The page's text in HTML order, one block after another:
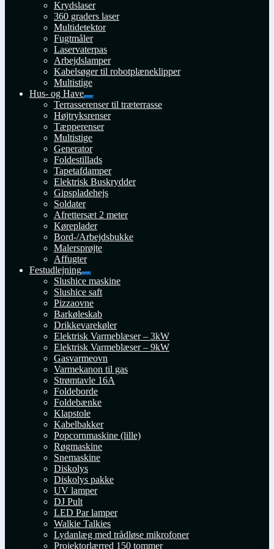
Krydslaser
360 graders laser
Multidetektor
Fugtmåler
Laservaterpas
Arbejdslamper
Kabelsøger til robotplæneklipper
Multistige
Hus- og Have
Udfold
undermenu
Terrasserenser til træterrasse
Højtryksrenser
Tæpperenser
Multistige
Generator
Foldestillads
Tapetafdamper
Elektrisk Buskrydder
Gipspladehejs
Soldater
Afrettersæt 2 meter
Køreplader
Bord-/Arbejdsbukke
Malersprøjte
Affugter
Festudlejning
Udfold
undermenu
Slushice maskine
Slushice saft
Pizzaovne
Barkøleskab
Drikkevarekøler
Elektrisk Varmeblæser – 3kW
Elektrisk Varmeblæser – 9kW
Gasvarmeovn
Varmekanon til gas
Strømtavle 16A
Foldeborde
Foldebænke
Klapstole
Kabelbakker
Popcornmaskine (lille)
Røgmaskine
Snemaskine
Diskolys
Diskolys pakke
UV lamper
DJ Pult
LED Par lamper
Walkie Talkies
Lydanlæg med trådløse mikrofoner
Projektorlærred 150 tommer